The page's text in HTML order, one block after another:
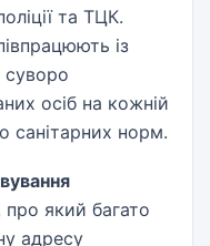
та ТЦК.
із
суворо
осіб на кожній
санітарних норм.
який багато
адресу